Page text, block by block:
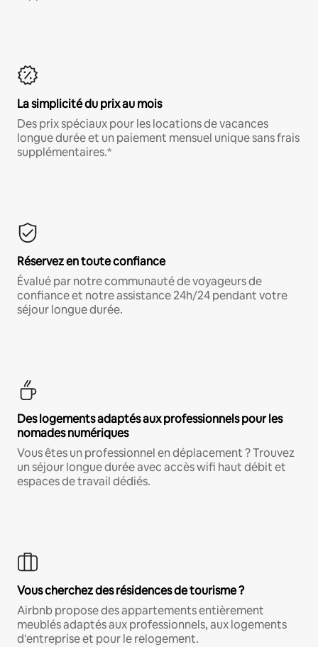
La simplicité du prix au mois
Des prix spéciaux pour les locations de vacances
longue durée et un paiement mensuel unique sans frais
supplémentaires.*
Réservez en toute confiance
Évalué par notre communauté de voyageurs de
confiance et notre assistance 24h/24 pendant votre
séjour longue durée.
Des logements adaptés aux professionnels pour les
nomades numériques
Vous êtes un professionnel en déplacement ? Trouvez
un séjour longue durée avec accès wifi haut débit et
espaces de travail dédiés.
Vous cherchez des résidences de tourisme ?
Airbnb propose des appartements entièrement
meublés adaptés aux professionnels, aux logements
d'entreprise et pour le relogement.